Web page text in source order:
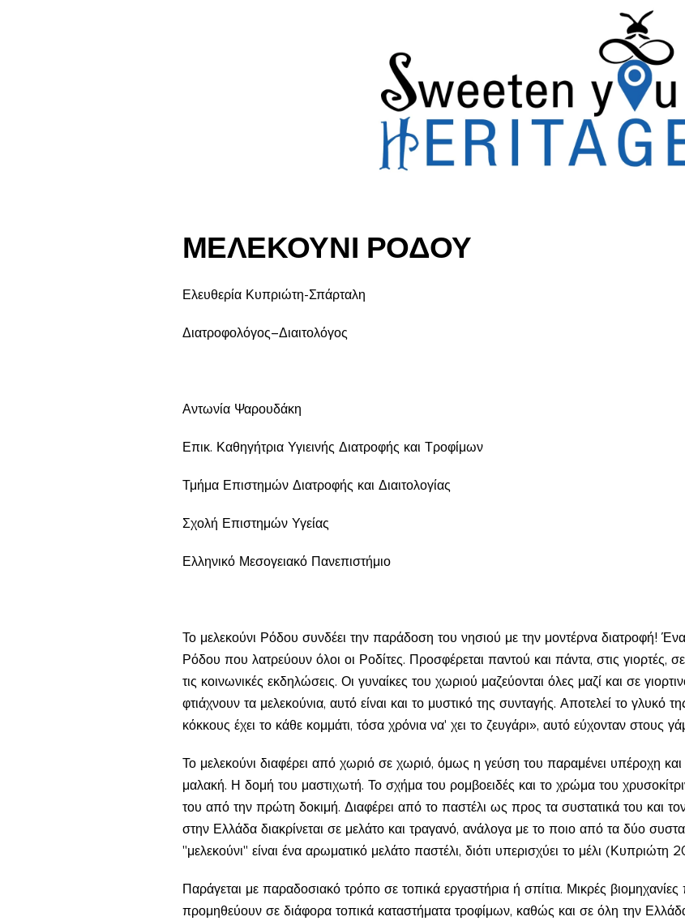
ΜΕΛΕΚΟΥΝΙ ΡΟΔΟΥ
Ελευθερία Κυπριώτη-Σπάρταλη
Διατροφολόγος–Διαιτολόγος
Αντωνία Ψαρουδάκη
Επικ. Καθηγήτρια Υγιεινής Διατροφής και Τροφίμων
Τμήμα Επιστημών Διατροφής και Διαιτολογίας
Σχολή Επιστημών Υγείας
Ελληνικό Μεσογειακό Πανεπιστήμιο
Το μελεκούνι Ρόδου συνδέει την παράδοση του νησιού με την μοντέρνα διατροφή!
Ρόδου που λατρεύουν όλοι οι Ροδίτες. Προσφέρεται παντού και πάντα, στις γιορτές,
τις κοινωνικές εκδηλώσεις. Οι γυναίκες του χωριού μαζεύονται όλες μαζί και σε
φτιάχνουν τα μελεκούνια, αυτό είναι και το μυστικό της συνταγής. Αποτελεί το γλυκό
κόκκους έχει το κάθε κομμάτι, τόσα χρόνια να' χει το ζευγάρι», αυτό εύχονταν στους
Το μελεκούνι διαφέρει από χωριό σε χωριό, όμως η γεύση του παραμένει υπέροχη
μαλακή. Η δομή του μαστιχωτή. Το σχήμα του ρομβοειδές και το χρώμα του
του από την πρώτη δοκιμή. Διαφέρει από το παστέλι ως προς τα συστατικά του και
στην Ελλάδα διακρίνεται σε μελάτο και τραγανό, ανάλογα με το ποιο από τα δύο
"μελεκούνι" είναι ένα αρωματικό μελάτο παστέλι, διότι υπερισχύει το μέλι (Κυπριώτη
Παράγεται με παραδοσιακό τρόπο σε τοπικά εργαστήρια ή σπίτια. Μικρές
προμηθεύουν σε διάφορα τοπικά καταστήματα τροφίμων, καθώς και σε όλη την